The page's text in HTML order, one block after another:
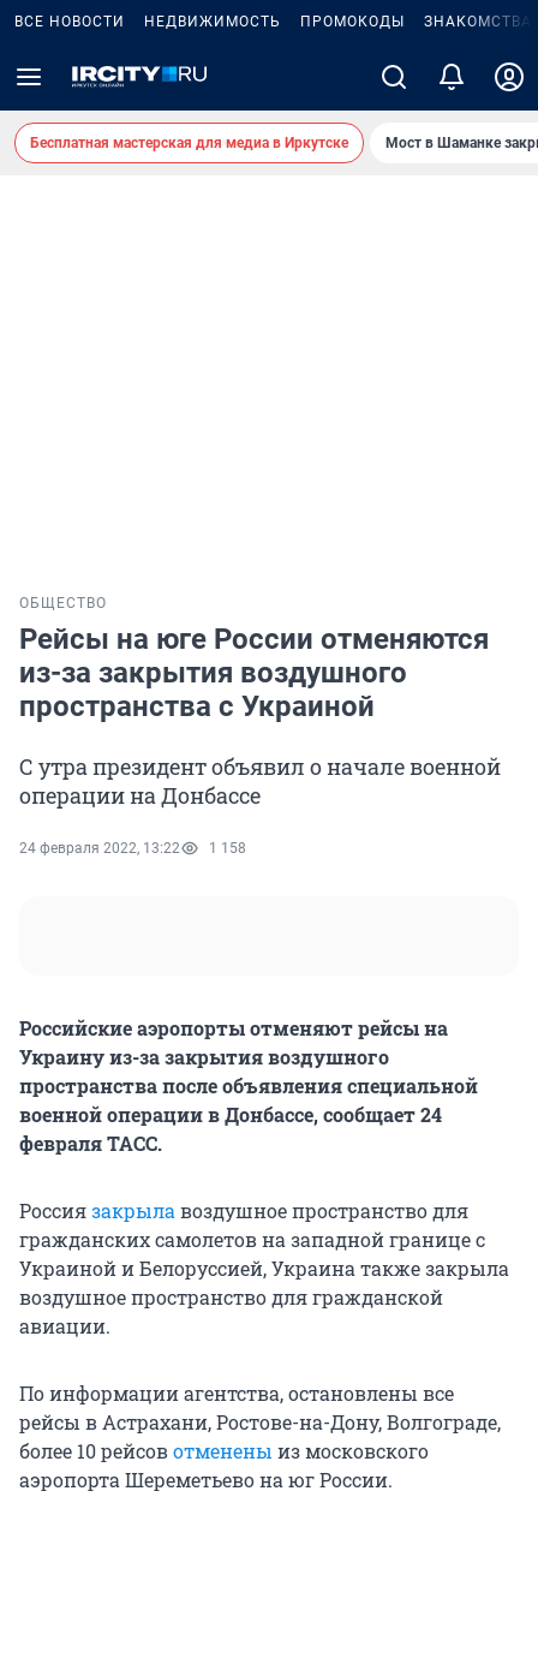
ВСЕ НОВОСТИ НЕДВИЖИМОСТЬ ПРОМОКОДЫ ЗНАКОМСТВА
Бесплатная мастерская для медиа в Иркутске Мост в Шаманке
ОБЩЕСТВО
Рейсы на юге России отменяются
из-за закрытия воздушного
пространства с Украиной
С утра президент объявил о начале военной
операции на Донбассе
24 февраля 2022, 13:22 1 158
Российские аэропорты отменяют рейсы на
Украину из-за закрытия воздушного
пространства после объявления специальной
военной операции в Донбассе, сообщает 24
февраля ТАСС.
Россиязакрыла воздушное пространство для
гражданских самолетов на западной границе с
Украиной и Белоруссией, Украина также закрыла
воздушное пространство для гражданской
авиации.
По информации агентства, остановлены все
рейсы в Астрахани, Ростове-на-Дону, Волгограде,
более 10 рейсовотменены из московского
аэропорта Шереметьево на юг России.